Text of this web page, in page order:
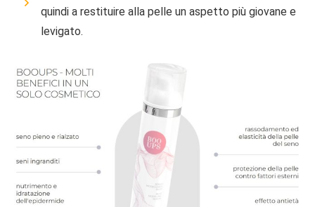
quindi a restituire alla pelle un aspetto più giovane e
levigato.